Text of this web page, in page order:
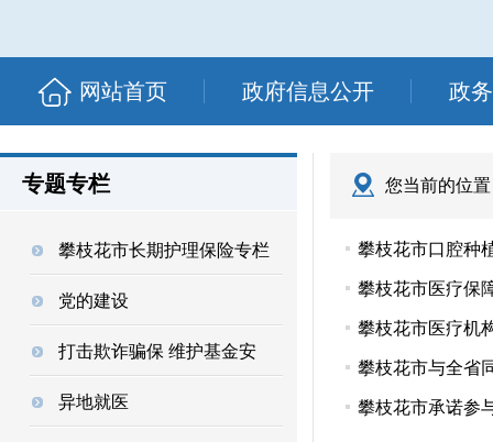
网站首页 政府信息公开 政
专题专栏
攀枝花市长期护理保险专栏
党的建设
打击欺诈骗保 维护基金安
异地就医
您当前的位
攀枝花市口腔种
攀枝花市医疗保
攀枝花市医疗机
攀枝花市与全省
攀枝花市承诺参